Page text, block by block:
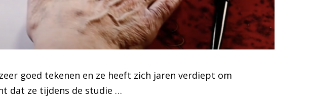
goed tekenen en ze heeft zich jaren verdiept om
dat ze tijdens de studie …